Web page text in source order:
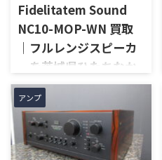
Fidelitatem Sound
NC10-MOP-WN 買取
｜フルレンジスピーカ
ーを茨城県ひたちなか
市で買取しました
茨城県ひたちなか市で、
Fidelitatem Soundのフルレン
ジスピーカー「NC10-MOP-
WN」を出張買取させていただ
アンプ